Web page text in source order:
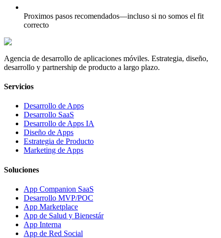
Proximos pasos recomendados—incluso si no somos el fit
correcto
Agencia de desarrollo de aplicaciones móviles. Estrategia, diseño,
desarrollo y partnership de producto a largo plazo.
Servicios
Desarrollo de Apps
Desarrollo SaaS
Desarrollo de Apps IA
Diseño de Apps
Estrategia de Producto
Marketing de Apps
Soluciones
App Companion SaaS
Desarrollo MVP/POC
App Marketplace
App de Salud y Bienestár
App Interna
App de Red Social